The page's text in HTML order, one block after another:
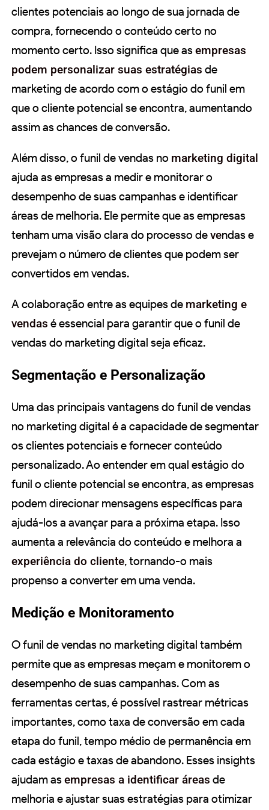
clientes potenciais ao longo de sua jornada de
compra, fornecendo o conteúdo certo no
momento certo. Isso significa que asempresas
podem personalizar suas estratégias de
marketing de acordo com o estágio do funil em
que o cliente potencial se encontra, aumentando
assim as chances de conversão.
Além disso, o funil de vendas no marketing digital
ajuda as empresas a medir e monitorar o
desempenho de suas campanhas e identificar
áreas de melhoria. Ele permite que as empresas
tenham uma visão clara do processo devendas e
prevejam o número de clientes que podem ser
convertidos em vendas.
A colaboração entre as equipes de marketing e
vendas é essencial para garantir que o funil de
vendas do marketing digital seja eficaz.
Segmentação e Personalização
Uma das principais vantagens do funil de vendas
no marketing digital é a capacidade de segmentar
os clientes potenciais e fornecer conteúdo
personalizado. Ao entender em qual estágio do
funil o cliente potencial se encontra, as empresas
podem direcionar mensagens específicas para
ajudá-los a avançar para a próxima etapa. Isso
aumenta a relevância do conteúdo e melhora a
experiência do cliente, tornando-o mais
propenso a converter em uma venda.
Medição e Monitoramento
O funil de vendas no marketing digital também
permite que as empresas meçam e monitorem o
desempenho de suas campanhas. Com as
ferramentas certas, é possível rastrear métricas
importantes, como taxa de conversão em cada
etapa do funil, tempo médio de permanência em
cada estágio e taxas de abandono. Esses insights
ajudam asempresas a identificar áreas de
melhoria e ajustar suas estratégias para otimizar